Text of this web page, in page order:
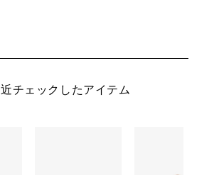
チェックしたアイテム